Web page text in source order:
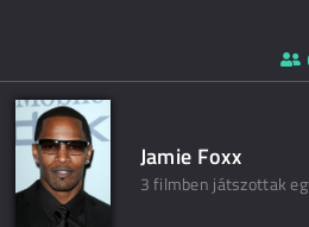
Jamie Foxx
3 filmben játszottak